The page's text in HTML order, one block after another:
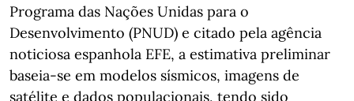
Programa das Nações Unidas para o
Desenvolvimento (PNUD) e citado pela agência
noticiosa espanhola EFE, a estimativa preliminar
baseia-se em modelos sísmicos, imagens de
satélite e dados populacionais, tendo sido